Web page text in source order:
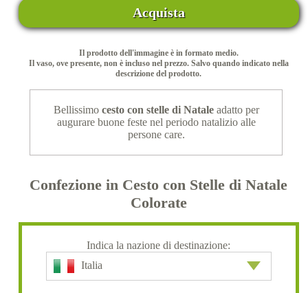
Acquista
Il prodotto dell'immagine è in formato medio.
Il vaso, ove presente, non è incluso nel prezzo. Salvo quando indicato nella
descrizione del prodotto.
Bellissimo cesto con stelle di Nataleadatto per
augurare buone feste nel periodo natalizio alle
persone care.
Confezione in Cesto con Stelle di Natale
Colorate
Indica la nazione di destinazione:
Italia